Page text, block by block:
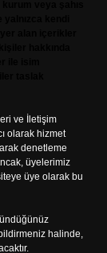
ve İletişim
olarak hizmet
denetleme
üyelerimiz
üye olarak bu
halinde,